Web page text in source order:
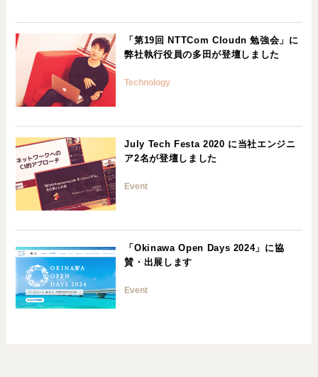
「第19回 NTTCom Cloudn 勉強会」に
弊社執行役員の多田が登壇しました
Technology
July Tech Festa 2020 に当社エンジニ
ア2名が登壇しました
Event
「Okinawa Open Days 2024」に協
賛・出展します
Event